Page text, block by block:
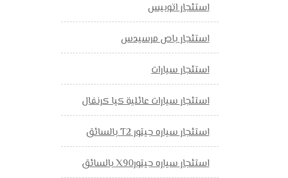
استئجار اتوبيس
استئجار باص مرسيدس
استئجار سيارات
استئجار سيارات عائلية كيا كرنفال
استئجار سياره جيتور T2 بالسائق
استئجار سياره جيتورX90 بالسائق